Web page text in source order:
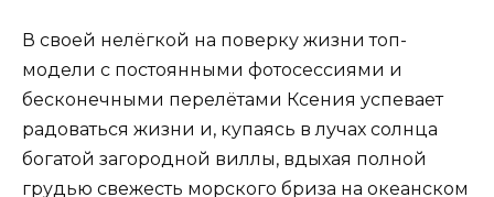
В своей нелёгкой на поверку жизни топ-
модели с постоянными фотосессиями и
бесконечными перелётами Ксения успевает
радоваться жизни и, купаясь в лучах солнца
богатой загородной виллы, вдыхая полной
грудью свежесть морского бриза на океанском